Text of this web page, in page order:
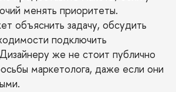
менять приоритеты.
объяснить задачу, обсудить
подключить
же не стоит публично
маркетолога, даже если они